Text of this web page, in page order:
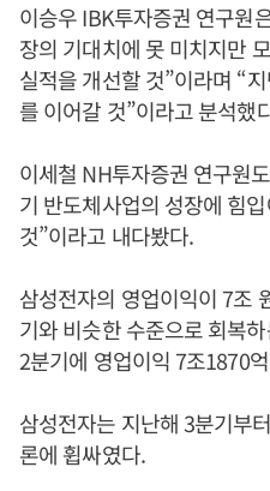
이승우 IBK투자증권 연구원
장의 기대치에 못 미치지만
실적을 개선할 것”이라며 “
를 이어갈 것”이라고 분석했
이세철 NH투자증권 연구원
기 반도체사업의 성장에 힘
것”이라고 내다봤다.
삼성전자의 영업이익이 7조
기와 비슷한 수준으로 회복
2분기에 영업이익 7조1870
삼성전자는 지난해 3분기부
론에 휩싸였다.